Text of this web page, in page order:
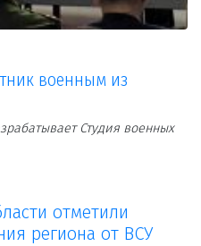
военным из
Студия военных
отметили
региона от ВСУ